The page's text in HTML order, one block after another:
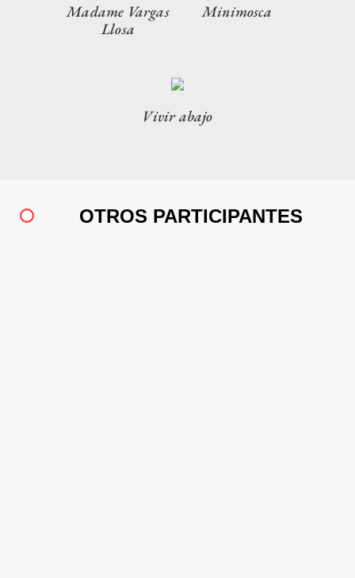
Madame Vargas
Llosa
Minimosca
Vivir abajo
OTROS PARTICIPANTES